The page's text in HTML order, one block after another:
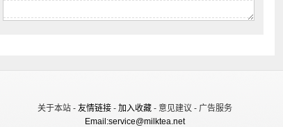
关于本站 - 友情链接 - 加入收藏 - 意见建议 - 广告服务
Email:service@milktea.net